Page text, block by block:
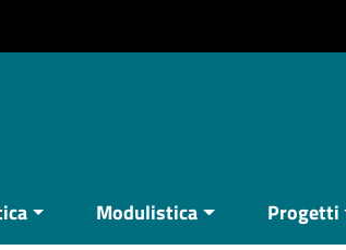
Modulistica Progetti